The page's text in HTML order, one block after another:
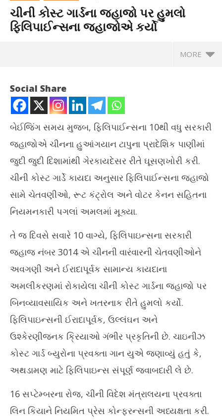
ચીની કોસ્ટ ગાર્ડના જહાજો પર હુમલો
ફિલિપાઈન્સના જહાજોએ કર્યો
MORE
NOW VIEWING
September
17, 2025
Social Share
બેઈજિંગ સમય મુજબ, ફિલિપાઈન્સના 10થી વધુ સરકારી
જહાજોએ ચીનના હુઆંગયાન ટાપુના પ્રાદેશિક પાણીમાં
જુદી જુદી દિશામાંથી ગેરકાયદેસર રીતે ઘૂસણખોરી કરી.
ચીની કોસ્ટ ગાર્ડે કાયદા અનુસાર ફિલિપાઈન્સના જહાજો
સામે ચેતવણીઓ, રૂટ કંટ્રોલ અને વોટર કેનન સહિતના
નિયમનકારી પગલાં અમલમાં મૂક્યા.
તે જ દિવસે સવારે 10 વાગ્યે, ફિલિપાઇન્સના સરકારી
જહાજ નંબર 3014 એ ચીનની વારંવારની ચેતવણીઓને
અવગણી અને ઈરાદાપૂર્વક સામાન્ય કાયદાના
અમલીકરણમાં રોકાયેલા ચીની કોસ્ટ ગાર્ડના જહાજો પર
બિનવ્યાવસાયિક અને ખતરનાક રીતે હુમલો કર્યો.
ફિલિપાઇન્સની ઈરાદાપૂર્વક, ઉલ્લંઘન અને
ઉશ્કેરણીજનક ક્રિયાઓ ગંભીર પ્રકૃતિની છે. ચાઇનીઝ
કોસ્ટ ગાર્ડ બ્યુરોના પ્રવક્તા ગાન યુએ જણાવ્યું હતું કે,
અથડામણ માટે ફિલિપાઇન્સ સંપૂર્ણ જવાબદારી લે છે.
16 સપ્ટેમ્બરના રોજ, ચીની વિદેશ મંત્રાલયના પ્રવક્તા
લિન કિયાને નિયમિત પ્રેસ કોન્ફરન્સની અધ્યક્ષતા કરી.